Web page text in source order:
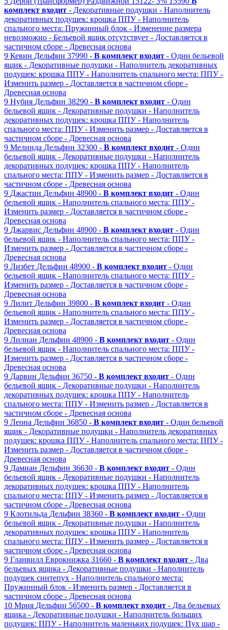
комплект входит - Декоративные подушки - Наполнитель
декоративных подушек: крошка ППУ - Наполнитель
спального места: Пружинный блок - Изменение размера
невозможно - Бельевой ящик отсутствует - Доставляется в
частичном сборе - Древесная основа
9 Кевин Дельфин 37990 - В комплект входит - Один бельевой
ящик - Декоративные подушки - Наполнитель декоративных
подушек: крошка ППУ - Наполнитель спального места: ППУ -
Изменить размер - Доставляется в частичном сборе -
Древесная основа
9 Нубия Дельфин 38290 - В комплект входит - Один
бельевой ящик - Декоративные подушки - Наполнитель
декоративных подушек: крошка ППУ - Наполнитель
спального места: ППУ - Изменить размер - Доставляется в
частичном сборе - Древесная основа
9 Мелинда Дельфин 32300 - В комплект входит - Один
бельевой ящик - Декоративные подушки - Наполнитель
декоративных подушек: крошка ППУ - Наполнитель
спального места: ППУ - Изменить размер - Доставляется в
частичном сборе - Древесная основа
9 Джастин Дельфин 48900 - В комплект входит - Один
бельевой ящик - Наполнитель спального места: ППУ -
Изменить размер - Доставляется в частичном сборе -
Древесная основа
9 Джарвис Дельфин 48900 - В комплект входит - Один
бельевой ящик - Наполнитель спального места: ППУ -
Изменить размер - Доставляется в частичном сборе -
Древесная основа
9 Лизбет Дельфин 48900 - В комплект входит - Один
бельевой ящик - Наполнитель спального места: ППУ -
Изменить размер - Доставляется в частичном сборе -
Древесная основа
9 Лилит Дельфин 39800 - В комплект входит - Один
бельевой ящик - Наполнитель спального места: ППУ -
Изменить размер - Доставляется в частичном сборе -
Древесная основа
9 Лилиан Дельфин 48900 - В комплект входит - Один
бельевой ящик - Наполнитель спального места: ППУ -
Изменить размер - Доставляется в частичном сборе -
Древесная основа
9 Дарвин Дельфин 36750 - В комплект входит - Один
бельевой ящик - Декоративные подушки - Наполнитель
декоративных подушек: крошка ППУ - Наполнитель
спального места: ППУ - Изменить размер - Доставляется в
частичном сборе - Древесная основа
9 Леона Дельфин 36850 - В комплект входит - Один бельевой
ящик - Декоративные подушки - Наполнитель декоративных
подушек: крошка ППУ - Наполнитель спального места: ППУ -
Изменить размер - Доставляется в частичном сборе -
Древесная основа
9 Дамиан Дельфин 36630 - В комплект входит - Один
бельевой ящик - Декоративные подушки - Наполнитель
декоративных подушек: крошка ППУ - Наполнитель
спального места: ППУ - Изменить размер - Доставляется в
частичном сборе - Древесная основа
9 Клотильда Дельфин 38360 - В комплект входит - Один
бельевой ящик - Декоративные подушки - Наполнитель
декоративных подушек: крошка ППУ - Наполнитель
спального места: ППУ - Изменить размер - Доставляется в
частичном сборе - Древесная основа
9 Гланвилл Еврокнижка 31660 - В комплект входит - Два
бельевых ящика - Декоративные подушки - Наполнитель
подушек синтепух - Наполнитель спального места:
Пружинный блок - Изменить размер - Доставляется в
частичном сборе - Древесная основа
10 Мрия Дельфин 56500 - В комплект входит - Два бельевых
ящика - Декоративные подушки - Наполнитель больших
подушек: ППУ - Наполнитель маленьких подушек: Пух шар -